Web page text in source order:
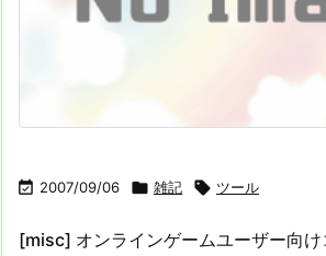
 2007/09/06  雑記  ツール
[misc] オンラインゲームユーザー向け